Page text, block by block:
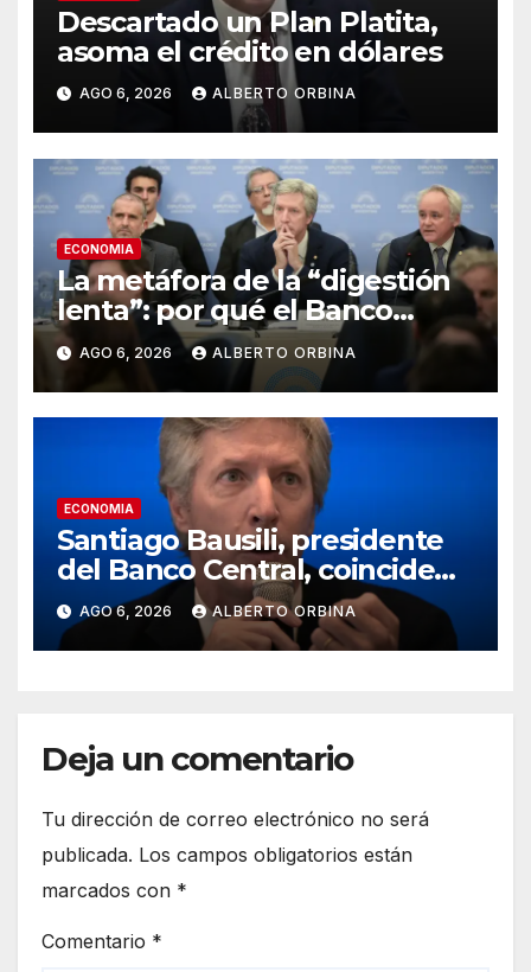
Descartado un Plan Platita,
asoma el crédito en dólares
AGO 6, 2026 ALBERTO ORBINA
ECONOMIA
La metáfora de la “digestión
lenta”: por qué el Banco
Central no va a rescatar a los
morosos ni a los bancos
AGO 6, 2026 ALBERTO ORBINA
ECONOMIA
Santiago Bausili, presidente
del Banco Central, coincide
con Luis Caputo y descarta un
rescate a los morosos:
“Seguimos viendo esto como
AGO 6, 2026 ALBERTO ORBINA
Deja un comentario
Tu dirección de correo electrónico no será
publicada. Los campos obligatorios están
marcados con *
Comentario *